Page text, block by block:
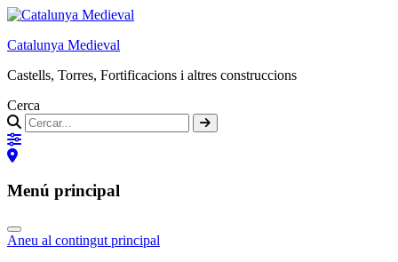
Catalunya Medieval
Castells, Torres, Fortificacions i altres construccions
Cerca
Menú principal
Aneu al contingut principal